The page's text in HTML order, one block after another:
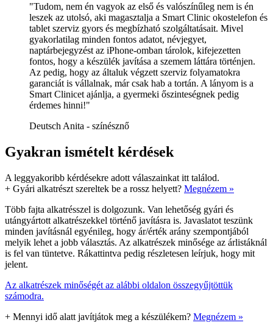
"Tudom, nem én vagyok az első és valószínűleg nem is én
leszek az utolsó, aki magasztalja a Smart Clinic okostelefon és
tablet szerviz gyors és megbízható szolgáltatásait. Mivel
gyakorlatilag minden fontos adatot, névjegyet,
naptárbejegyzést az iPhone-omban tárolok, kifejezetten
fontos, hogy a készülék javítása a szemem láttára történjen.
Az pedig, hogy az általuk végzett szerviz folyamatokra
garanciát is vállalnak, már csak hab a tortán. A lányom is a
Smart Clinicet ajánlja, a gyermeki őszinteségnek pedig
érdemes hinni!"
Deutsch Anita - színésznő
Gyakran ismételt kérdések
A leggyakoribb kérdésekre adott válaszainkat itt találod.
+ Gyári alkatrészt szereltek be a rossz helyett? Megnézem »
Több fajta alkatrésszel is dolgozunk. Van lehetőség gyári és
utángyártott alkatrészekkel történő javításra is. Javaslatot teszünk
minden javításnál egyénileg, hogy ár/érték arány szempontjából
melyik lehet a jobb választás. Az alkatrészek minősége az árlistáknál
is fel van tüntetve. Rákattintva pedig részletesen leírjuk, hogy mit
jelent.
Az alkatrészek minőségét az alábbi oldalon összegyűjtöttük
számodra.
+ Mennyi idő alatt javítjátok meg a készülékem? Megnézem »